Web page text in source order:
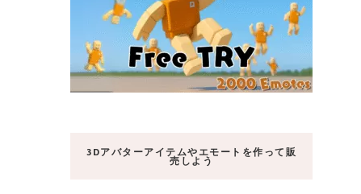
3Dアバターアイテムやエモートを作って販
売しよう